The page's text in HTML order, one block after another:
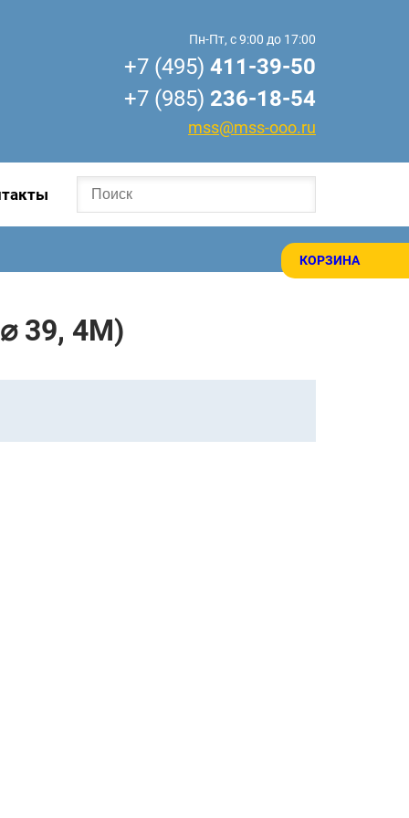
КОРЗИНА
Пн-Пт, с 9:00 до 17:00
+7 (495) 411-39-50
+7 (985) 236-18-54
mss@mss-ooo.ru
39, 4М)